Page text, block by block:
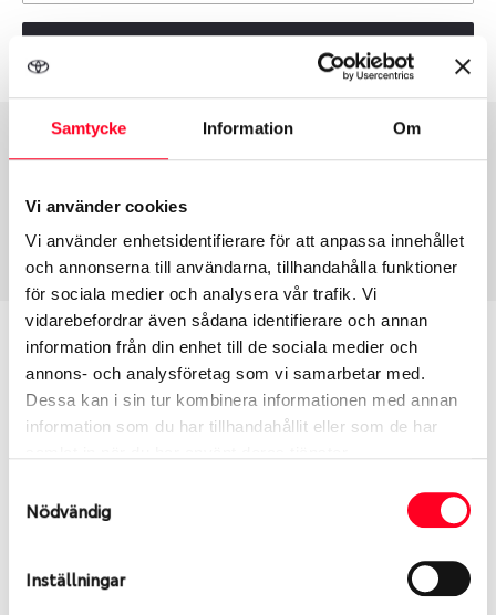
Samtycke Information Om
Vi använder cookies
Vi använder enhetsidentifierare för att anpassa innehållet
och annonserna till användarna, tillhandahålla funktioner
för sociala medier och analysera vår trafik. Vi
vidarebefordrar även sådana identifierare och annan
information från din enhet till de sociala medier och
annons- och analysföretag som vi samarbetar med.
Dessa kan i sin tur kombinera informationen med annan
information som du har tillhandahållit eller som de har
Nödvändig
Inställningar
Däcktyp Däckstorlek
1512
Passar detta däck min bil?
Ange registreringsnummer för att se om det däck
du valt passar din bilmodell. Om du köper däck som
dimensioner. Ibland kan fälgen ha bytts ut under
årens lopp och inte vara samma dimension som